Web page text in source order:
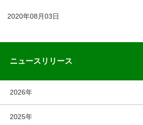
2020年08月03日
ニュースリリース
2026年
2025年